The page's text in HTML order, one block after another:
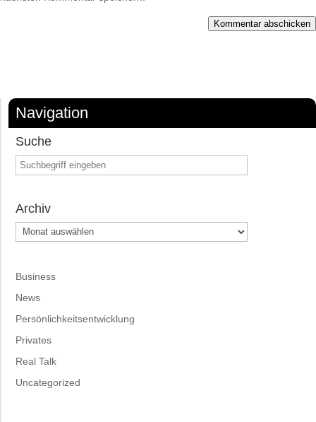
Kommentar abschicken
Navigation
Suche
Archiv
Archiv
Business
News
Persönlichkeitsentwicklung
Privates
Real Talk
Uncategorized